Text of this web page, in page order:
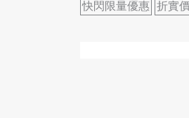
快閃限量優惠 折實